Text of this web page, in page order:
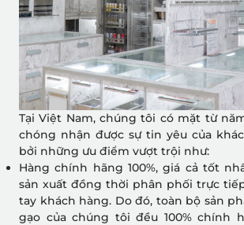
Tại Việt Nam, chúng tôi có mặt từ
chóng nhận được sự tin yêu của
bởi những ưu điểm vượt trội như:
Hàng chính hãng 100%, giá cả tốt
sản xuất đồng thời phân phối trực
tay khách hàng. Do đó, toàn bộ sản
gạo của chúng tôi đều 100% chính